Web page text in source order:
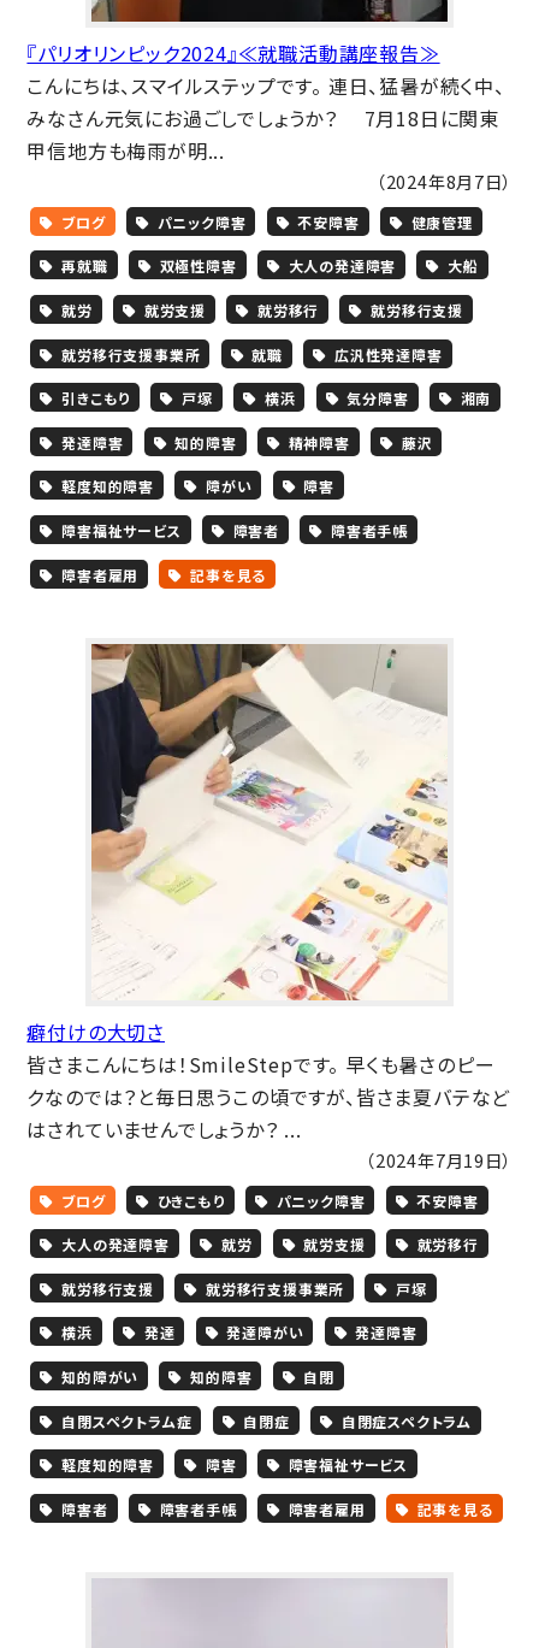
『パリオリンピック2024』≪就職活動講座報告≫
こんにちは、スマイルステップです。 連日、猛暑が続く中、
みなさん元気にお過ごしでしょうか？ 7月18日に関東
甲信地方も梅雨が明...
（2024年8月7日）
ブログ パニック障害 不安障害 健康管理
再就職 双極性障害 大人の発達障害 大船
就労 就労支援 就労移行 就労移行支援
就労移行支援事業所 就職 広汎性発達障害
引きこもり 戸塚 横浜 気分障害 湘南
発達障害 知的障害 精神障害 藤沢
軽度知的障害 障がい 障害
障害福祉サービス 障害者 障害者手帳
障害者雇用 記事を見る
癖付けの大切さ
皆さまこんにちは！SmileStepです。 早くも暑さのピー
クなのでは？と毎日思うこの頃ですが、皆さま夏バテなど
はされていませんでしょうか？ ...
（2024年7月19日）
ブログ ひきこもり パニック障害 不安障害
大人の発達障害 就労 就労支援 就労移行
就労移行支援 就労移行支援事業所 戸塚
横浜 発達 発達障がい 発達障害
知的障がい 知的障害 自閉
自閉スペクトラム症 自閉症 自閉症スペクトラム
軽度知的障害 障害 障害福祉サービス
障害者 障害者手帳 障害者雇用 記事を見る